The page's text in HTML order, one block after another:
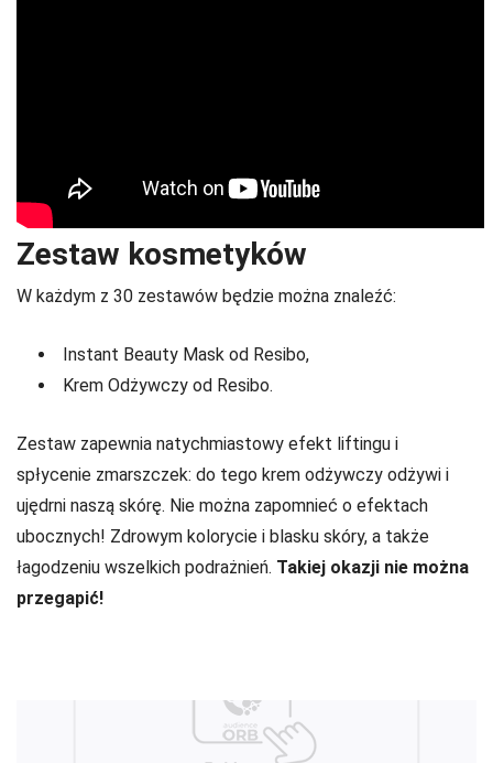
Zestaw kosmetyków
W każdym z 30 zestawów będzie można znaleźć:
Instant Beauty Mask od Resibo,
Krem Odżywczy od Resibo.
Zestaw zapewnia natychmiastowy efekt liftingu i
spłycenie zmarszczek: do tego krem odżywczy odżywi i
ujędrni naszą skórę. Nie można zapomnieć o efektach
ubocznych! Zdrowym kolorycie i blasku skóry, a także
łagodzeniu wszelkich podrażnień. Takiej okazji nie można
przegapić!